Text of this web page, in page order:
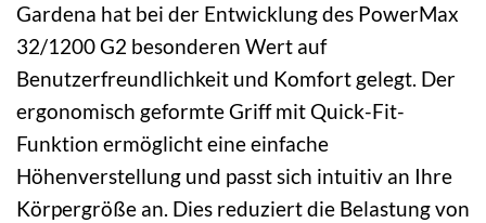
Gardena hat bei der Entwicklung des PowerMax
32/1200 G2 besonderen Wert auf
Benutzerfreundlichkeit und Komfort gelegt. Der
ergonomisch geformte Griff mit Quick-Fit-
Funktion ermöglicht eine einfache
Höhenverstellung und passt sich intuitiv an Ihre
Körpergröße an. Dies reduziert die Belastung von